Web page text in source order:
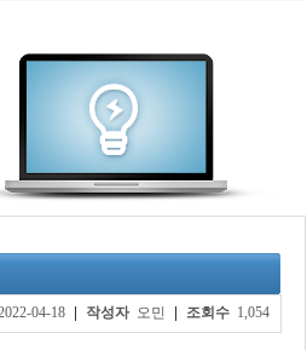
04-18 작성자오민 조회수 1,054